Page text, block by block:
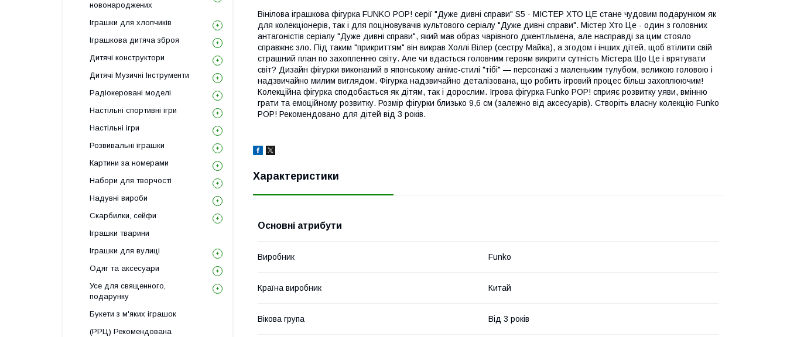
Вінілова іграшкова фігурка FUNKO POP! серії "Дуже дивні справи" S5 - МІСТЕР ХТО ЦЕ стане чудовим подарунком як
для колекціонерів, так і для поціновувачів культового серіалу "Дуже дивні справи". Містер Хто Це - один з головних
антагоністів серіалу "Дуже дивні справи", який мав образ чарівного джентльмена, але насправді за цим стояло
справжнє зло. Під таким "прикриттям" він викрав Холлі Вілер (сестру Майка), а згодом і інших дітей, щоб втілити свій
страшний план по захопленню світу. Але чи вдасться головним героям викрити сутність Містера Що Це і врятувати
світ? Дизайн фігурки виконаний в японському аніме-стилі "тібі" — персонажі з маленьким тулубом, великою головою і
надзвичайно милим виглядом. Фігурка надзвичайно деталізована, що робить ігровий процес більш захоплюючим!
Колекційна фігурка сподобається як дітям, так і дорослим. Ігрова фігурка Funko POP! сприяє розвитку уяви, вмінню
грати та емоційному розвитку. Розмір фігурки близько 9,6 см (залежно від аксесуарів). Створіть власну колекцію Funko
POP! Рекомендовано для дітей від 3 років.
Характеристики
Основні атрибути
Виробник Funko
Країна виробник Китай
Вікова група Від 3 років
новонароджених
Іграшки для хлопчиків
Іграшкова дитяча зброя
Дитячі конструктори
Дитячі Музичні Інструменти
Радіокеровані моделі
Настільні спортивні ігри
Настільні ігри
Розвивальні іграшки
Картини за номерами
Набори для творчості
Надувні вироби
Скарбилки, сейфи
Іграшки тварини
Іграшки для вулиці
Одяг та аксесуари
Усе для священного,
подарунку
Букети з м'яких іграшок
(РРЦ) Рекомендована